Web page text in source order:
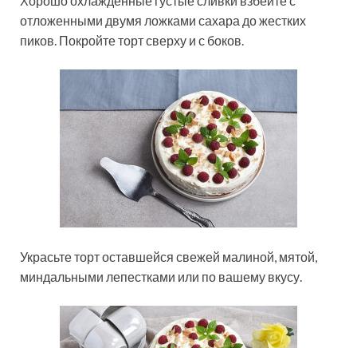
отложенными двумя ложками сахара до жестких
пиков. Покройте торт сверху и с боков.
Украсьте торт оставшейся свежей малиной, мятой,
миндальными лепестками или по вашему вкусу.